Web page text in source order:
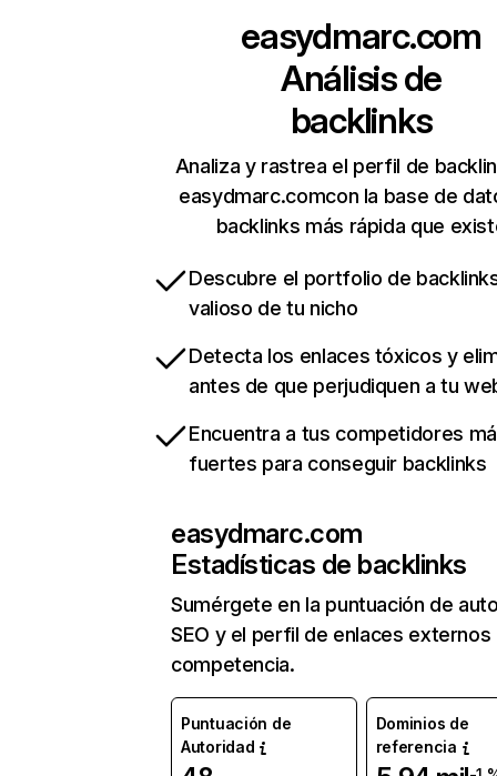
easydmarc.com
Análisis de
backlinks
Analiza y rastrea el perfil de
easydmarc.comcon la base de
backlinks más rápida que
Descubre el portfolio de
valioso de tu nicho
Detecta los enlaces tóxicos y
antes de que perjudiquen a tu
Encuentra a tus competidores
fuertes para conseguir backlinks
easydmarc.com
Estadísticas de backlinks
Sumérgete en la puntuación de
SEO y el perfil de enlaces externos
competencia.
Puntuación de
Autoridad
Dominios de
referencia